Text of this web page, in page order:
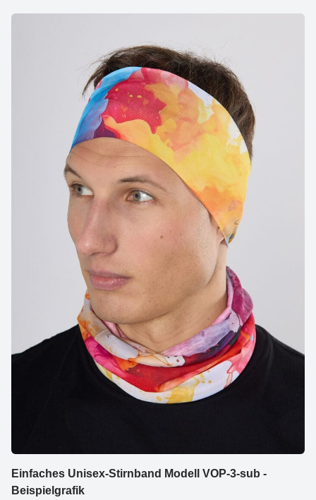
Einfaches Unisex-Stirnband Modell VOP-3-sub -
Beispielgrafik